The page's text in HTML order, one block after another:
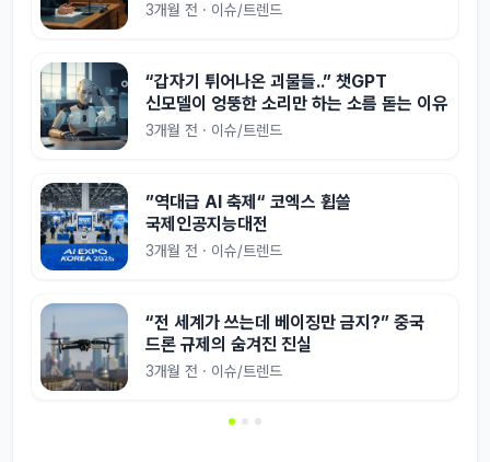
3개월 전 · 이슈/트렌드
“갑자기 튀어나온 괴물들..” 챗GPT
신모델이 엉뚱한 소리만 하는 소름 돋는 이유
3개월 전 · 이슈/트렌드
”역대급 AI 축제“ 코엑스 휩쓸
국제인공지능대전
3개월 전 · 이슈/트렌드
“전 세계가 쓰는데 베이징만 금지?” 중국
드론 규제의 숨겨진 진실
3개월 전 · 이슈/트렌드